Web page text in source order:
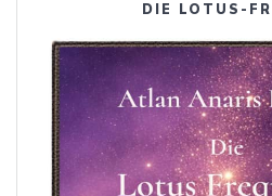
DIE LOTUS-